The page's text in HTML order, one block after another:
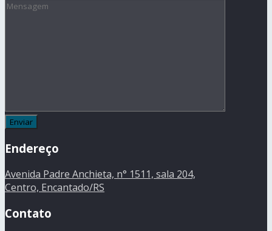
Endereço
Avenida Padre Anchieta, n° 1511, sala 204,
Centro, Encantado/RS
Contato